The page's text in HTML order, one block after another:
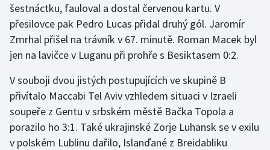
šestnáctku, fauloval a dostal červenou kartu. V
přesilovce pak Pedro Lucas přidal druhý gól. Jaromír
Zmrhal přišel na trávník v 67. minutě. Roman Macek byl
jen na lavičce v Luganu při prohře s Besiktasem 0:2.
V souboji dvou jistých postupujících ve skupině B
přivítalo Maccabi Tel Aviv vzhledem situaci v Izraeli
soupeře z Gentu v srbském městě Bačka Topola a
porazilo ho 3:1. Také ukrajinské Zorje Luhansk se v exilu
v polském Lublinu dařilo, Islanďané z Breidabliku